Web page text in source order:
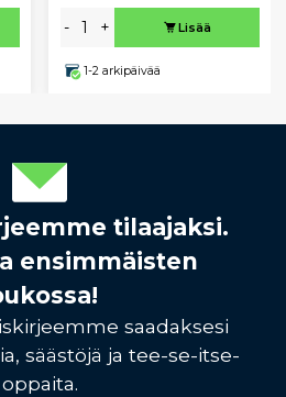
- + Lisää
1-2 arkipäivää
tilaajaksi.
ensimmäisten
saadaksesi
säästöjä ja tee-se-itse-
oppaita.